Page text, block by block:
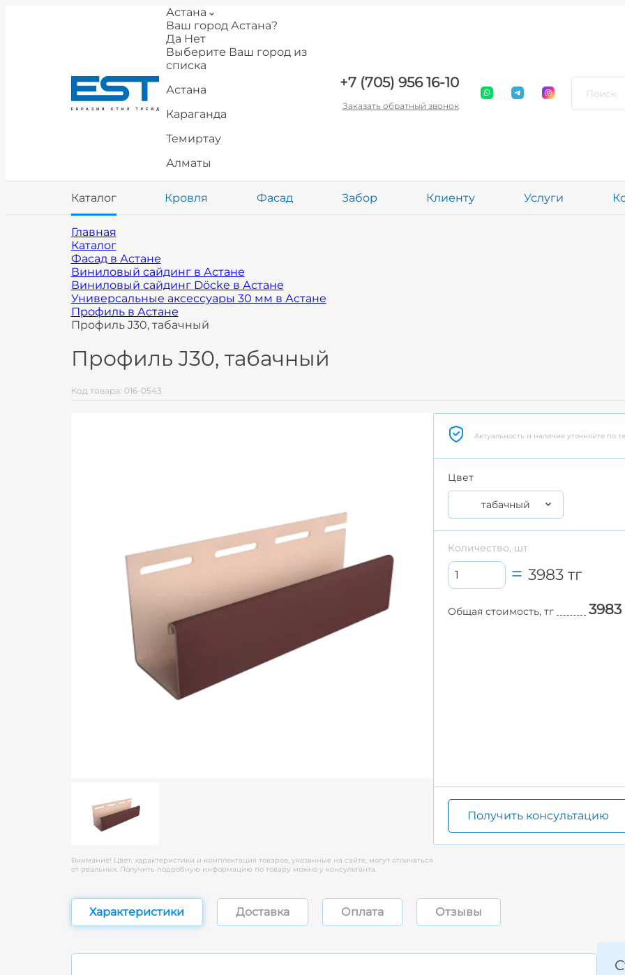
Астана
Ваш город Астана?
Да Нет
Выберите Ваш город из
списка
Астана
Караганда
Темиртау
Алматы
+7 (705) 956 16-10
Заказать обратный звонок
Каталог Кровля Фасад Забор Клиенту Услуги
Главная
Каталог
Фасад в Астане
Виниловый сайдинг в Астане
Виниловый сайдинг Döcke в Астане
Универсальные аксессуары 30 мм в Астане
Профиль в Астане
Профиль J30, табачный
Профиль J30, табачный
Код товара: 016-0543
Внимание! Цвет, характеристики и комплектация товаров, указанные на сайте, могут отличаться
от реальных. Получить подробную информацию по товару можно у консультанта.
Актуальность и наличие уточняйте по
Цвет
табачный
Количество, шт
3983 тг
Общая стоимость, тг 3983
Получить консультацию
Характеристики Доставка Оплата Отзывы